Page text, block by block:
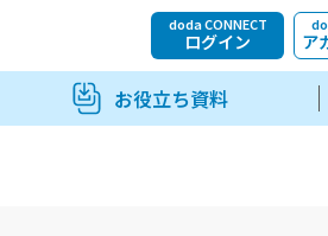
doda CONNECT
ログイン ア
お役立ち資料